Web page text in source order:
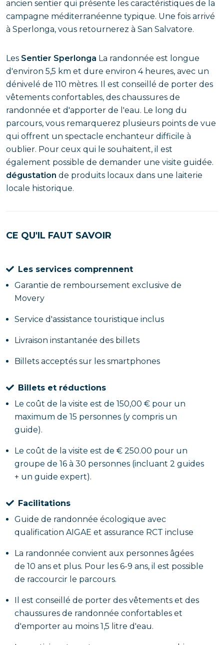
ancien sentier qui présente les caractéristiques de la
campagne méditerranéenne typique. Une fois arrivé
à Sperlonga, vous retournerez à San Salvatore.
Les Sentier Sperlonga La randonnée est longue
d'environ 5,5 km et dure environ 4 heures, avec un
dénivelé de 110 mètres. Il est conseillé de porter des
vêtements confortables, des chaussures de
randonnée et d'apporter de l'eau. Le long du
parcours, vous remarquerez plusieurs points de vue
qui offrent un spectacle enchanteur difficile à
oublier. Pour ceux qui le souhaitent, il est
également possible de demander une visite guidée.
dégustation de produits locaux dans une laiterie
locale historique.
CE QU'IL FAUT SAVOIR
Les services comprennent
Garantie de remboursement exclusive de
Movery
Service d'assistance touristique inclus
Livraison instantanée des billets
Billets acceptés sur les smartphones
Billets et réductions
Le coût de la visite est de 150,00 € pour un
maximum de 15 personnes (y compris un
guide).
Le coût de la visite est de € 250.00 pour un
groupe de 16 à 30 personnes (incluant 2 guides
+ un guide expert).
Facilitations
Guide de randonnée écologique avec
qualification AIGAE et assurance RCT incluse
La randonnée convient aux personnes âgées
de 10 ans et plus. Pour les 6-9 ans, il est possible
de raccourcir le parcours.
Il est conseillé de porter des vêtements et des
chaussures de randonnée confortables et
d'emporter au moins 1,5 litre d'eau.